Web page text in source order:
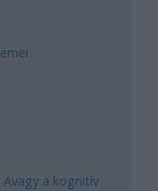
a kognitív